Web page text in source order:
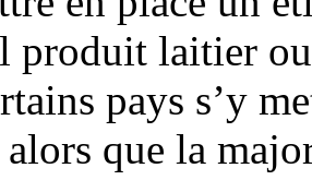
produit laitier
pays s’y
que la